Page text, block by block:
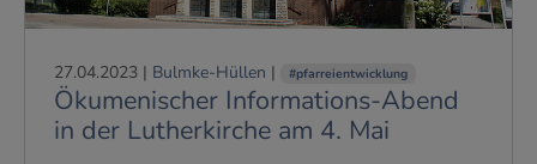
27.04.2023 | Bulmke-Hüllen | #pfarreientwicklung
Ökumenischer Informations-Abend
in der Lutherkirche am 4. Mai